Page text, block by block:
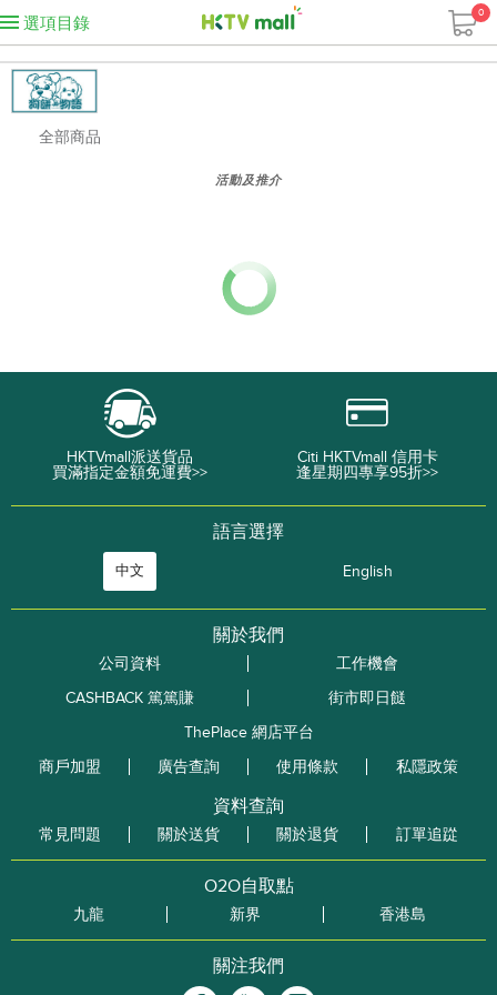
選項目錄
0
全部商品
活動及推介
HKTVmall派送貨品
買滿指定金額免運費>>
Citi HKTVmall 信用卡
逢星期四專享95折>>
語言選擇
中文 English
關於我們
公司資料
工作機會
CASHBACK 篤篤賺
街市即日餸
ThePlace 網店平台
商戶加盟
廣告查詢 使用條款 私隱政策
資料查詢
常見問題 關於送貨 關於退貨 訂單追踨
O2O自取點
九龍 新界 香港島
關注我們